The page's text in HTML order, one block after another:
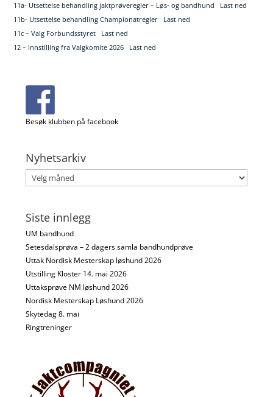
11a- Utsettelse behandling jaktprøveregler – Løs- og bandhund
Last ned
11b- Utsettelse behandling Championatregler
Last ned
11c – Valg Forbundsstyret
Last ned
12 – Innstilling fra Valgkomite 2026
Last ned
Besøk klubben på facebook
Nyhetsarkiv
Nyhetsarkiv
Siste innlegg
UM bandhund
Setesdalsprøva – 2 dagers samla bandhundprøve
Uttak Nordisk Mesterskap løshund 2026
Utstilling Kloster 14. mai 2026
Uttaksprøve NM løshund 2026
Nordisk Mesterskap Løshund 2026
Skytedag 8. mai
Ringtreninger